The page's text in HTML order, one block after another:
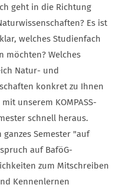
geht in die Richtung
Es ist
welches Studienfach
möchten? Welches
Natur- und
konkret zu Ihnen
unserem KOMPASS-
schnell heraus.
ganzes Semester "auf
auf BaföG-
zum Mitschreiben
Kennenlernen